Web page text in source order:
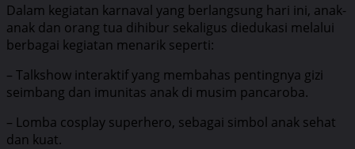
Dalam kegiatan karnaval yang berlangsung hari ini, anak-
anak dan orang tua dihibur sekaligus diedukasi melalui
berbagai kegiatan menarik seperti:
– Talkshow interaktif yang membahas pentingnya gizi
seimbang dan imunitas anak di musim pancaroba.
– Lomba cosplay superhero, sebagai simbol anak sehat
dan kuat.